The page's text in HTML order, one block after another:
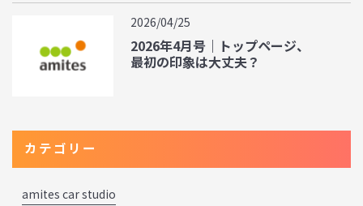
2026/04/25
2026年4月号｜トップページ、
最初の印象は大丈夫？
カテゴリー
amites car studio